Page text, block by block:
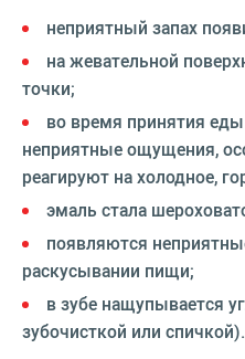
неприятный запах
на жевательной
точки;
во время принятия
неприятные ощущения,
реагируют на холодное,
эмаль стала
появляются
раскусывании пищи;
в зубе нащупывается
зубочисткой или спичкой).